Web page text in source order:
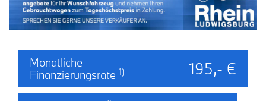
Monatliche
Finanzierungsrate 1) 195,- €